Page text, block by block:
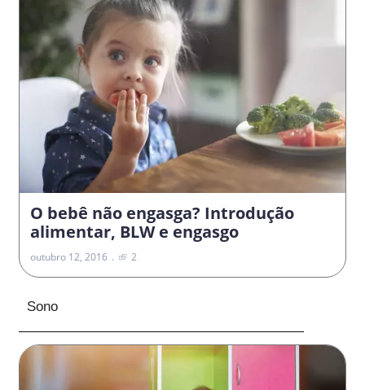
O bebê não engasga? Introdução
alimentar, BLW e engasgo
outubro 12, 2016 2
Sono